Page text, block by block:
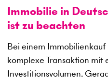
Immobilie in
ist zu beachten
Bei einem Immobilienkauf
komplexe Transaktion mit
Investitionsvolumen.